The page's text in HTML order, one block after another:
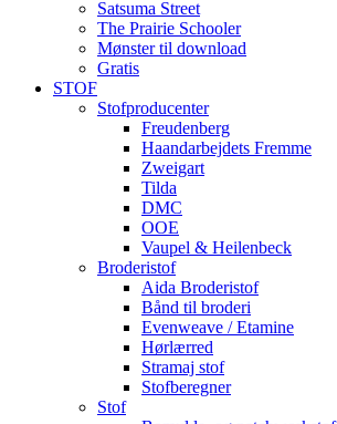
Satsuma Street
The Prairie Schooler
Mønster til download
Gratis
STOF
Stofproducenter
Freudenberg
Haandarbejdets Fremme
Zweigart
Tilda
DMC
OOE
Vaupel & Heilenbeck
Broderistof
Aida Broderistof
Bånd til broderi
Evenweave / Etamine
Hørlærred
Stramaj stof
Stofberegner
Stof